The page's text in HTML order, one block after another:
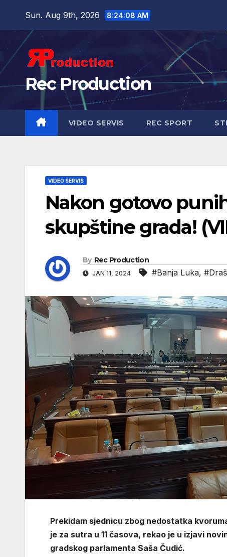
Sun. Aug 9th, 2026 8:24:09 AM
Rec Production
VIDEO SERVIS REC SPORT
VIDEO SERVIS
Nakon gotovo
skupštine grada!
By Rec Production
JAN 11, 2024 #Banja Luka,
Prekidam sjednicu zbog nedostatka
je za sutra u 11 časova, rekao je u izjavi
gradskog parlamenta Saša Čudić.